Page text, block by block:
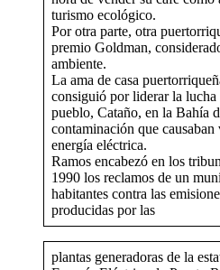
turismo ecológico.
Por otra parte, otra
premio Goldman,
ambiente.
La ama de casa
consiguió por liderar la lucha
pueblo, Cataño, en la Bahía
contaminación que causaban
energía eléctrica.
Ramos encabezó en los
1990 los reclamos de un
habitantes contra las
producidas por las
plantas generadoras de la